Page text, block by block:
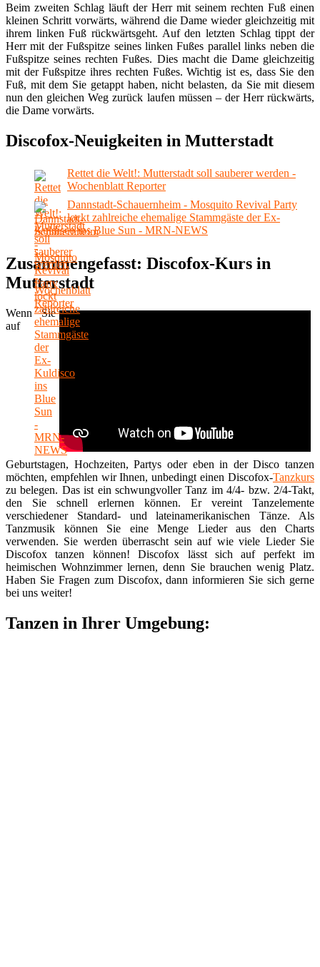
Beim zweiten Schlag läuft der Herr mit seinem rechten Fuß einen
kleinen Schritt vorwärts, während die Dame wieder gleichzeitig mit
ihrem linken Fuß rückwärtsgeht. Auf den letzten Schlag tippt der
Herr mit der Fußspitze seines linken Fußes parallel links neben die
Fußspitze seines rechten Fußes. Dies macht die Dame gleichzeitig
mit der Fußspitze ihres rechten Fußes. Wichtig ist es, dass Sie den
Fuß, mit dem Sie getappt haben, nicht belasten, da Sie mit diesem
nun den gleichen Weg zurück laufen müssen – der Herr rückwärts,
die Dame vorwärts.
Discofox-Neuigkeiten in Mutterstadt
Rettet die Welt!: Mutterstadt soll sauberer werden -
Wochenblatt Reporter
Dannstadt-Schauernheim - Mosquito Revival Party
lockt zahlreiche ehemalige Stammgäste der Ex-
Kuldisco ins Blue Sun - MRN-NEWS
Zusammengefasst: Discofox-Kurs in
Mutterstadt
Wenn Sie
auf
Geburtstagen, Hochzeiten, Partys oder eben in der Disco tanzen
möchten, empfehlen wir Ihnen, unbedingt einen Discofox-Tanzkurs
zu belegen. Das ist ein schwungvoller Tanz im 4/4- bzw. 2/4-Takt,
den Sie schnell erlernen können. Er vereint Tanzelemente
verschiedener Standard- und lateinamerikanischen Tänze. Als
Tanzmusik können Sie eine Menge Lieder aus den Charts
verwenden. Sie werden überrascht sein auf wie viele Lieder Sie
Discofox tanzen können! Discofox lässt sich auf perfekt im
heimischen Wohnzimmer lernen, denn Sie brauchen wenig Platz.
Haben Sie Fragen zum Discofox, dann informieren Sie sich gerne
bei uns weiter!
Tanzen in Ihrer Umgebung: